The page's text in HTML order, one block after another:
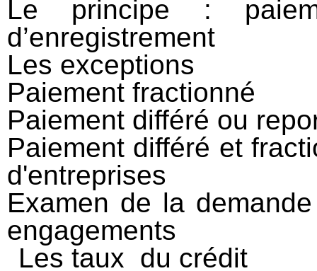
Le principe :
d’enregistrement
Les exceptions
Paiement fractionné
Paiement différé ou
Paiement différé et
d'entreprises
Examen de la
engagements
Les taux du crédit